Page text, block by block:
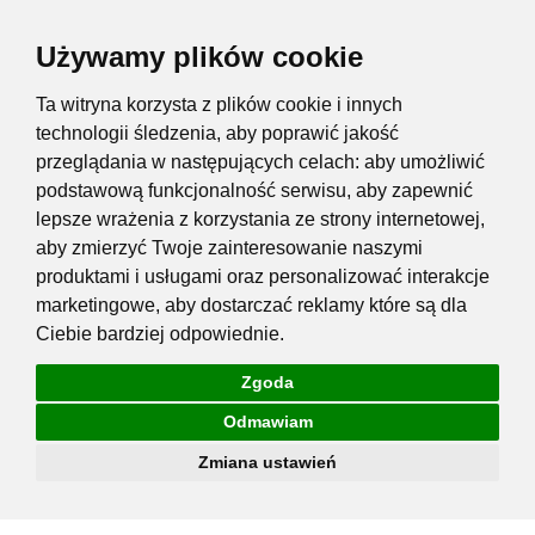
Używamy plików cookie
Ta witryna korzysta z plików cookie i innych
technologii śledzenia, aby poprawić jakość
przeglądania w następujących celach: aby umożliwić
podstawową funkcjonalność serwisu, aby zapewnić
lepsze wrażenia z korzystania ze strony internetowej,
aby zmierzyć Twoje zainteresowanie naszymi
produktami i usługami oraz personalizować interakcje
marketingowe, aby dostarczać reklamy które są dla
Ciebie bardziej odpowiednie.
Zgoda
Odmawiam
Zmiana ustawień